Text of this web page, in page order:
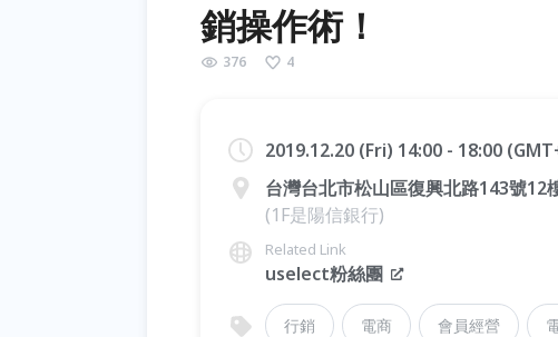
銷操作術！
376 4
2019.12.20 (Fri) 14:00 - 18:00
台灣台北市松山區復興北路143號12
(1F是陽信銀行)
Related Link
uselect粉絲團
行銷 電商 會員經營